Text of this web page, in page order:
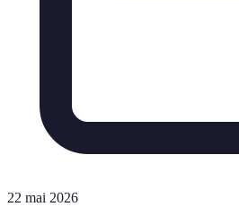
22 mai 2026